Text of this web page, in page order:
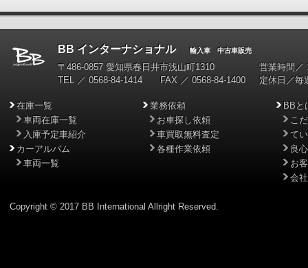
BB インターナショナル輸入車 中古車販売
〒486-0857 愛知県春日井市浅山町1310
TEL ／ 0568-84-1414 FAX ／ 0568-84-1400
営業時間／
定休日／毎
在庫一覧
車両在庫一覧
入庫予定車紹介
カーアルバム
車両一覧
業務依頼
お車探し依頼
車買取無料査定
各種作業依頼
BBと
こ
て
良
お
会
Copyright © 2017 BB International Allright Reserved.